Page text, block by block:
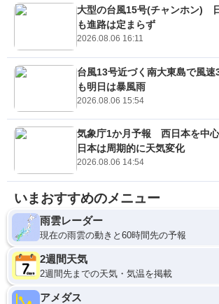
大型の台風15号(チャンホン)
も進路は定まらず
2026.08.06 16:11
台風13号近づく南大東島で風
も明日は暴風雨
2026.08.06 15:54
気象庁1か月予報 西日本を中
日本は周期的に天気変化
2026.08.06 14:54
いまおすすめのメニュー
雨雲レーダー
現在の雨雲の動きと60時間先の予報
2週間天気
2週間先までの天気・気温を掲載
アメダス